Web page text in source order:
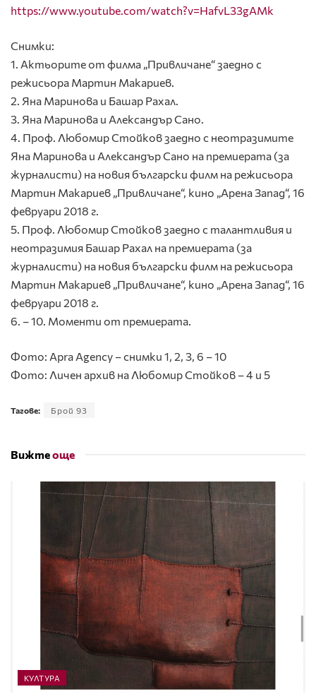
https://www.youtube.com/watch?v=HafvL33gAMk
Снимки:
1. Актьорите от филма „Привличане“ заедно с
режисьора Мартин Макариев.
2. Яна Маринова и Башар Рахал.
3. Яна Маринова и Александър Сано.
4. Проф. Любомир Стойков заедно с неотразимите
Яна Маринова и Александър Сано на премиерата (за
журналисти) на новия български филм на режисьора
Мартин Макариев „Привличане“, кино „Арена Запад“, 16
февруари 2018 г.
5. Проф. Любомир Стойков заедно с талантливия и
неотразимия Башар Рахал на премиерата (за
журналисти) на новия български филм на режисьора
Мартин Макариев „Привличане“, кино „Арена Запад“, 16
февруари 2018 г.
6. – 10. Моменти от премиерата.
Фото: Apra Agency – снимки 1, 2, 3, 6 – 10
Фото: Личен архив на Любомир Стойков – 4 и 5
Тагове: Брой 93
Вижтеоще
КУЛТУРА